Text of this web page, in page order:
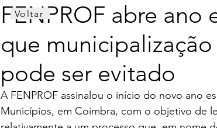
FENPROF abre ano
que
pode ser evitado
A FENPROF assinalou o início do novo ano
Municípios, em Coimbra, com o objetivo de
Voltar